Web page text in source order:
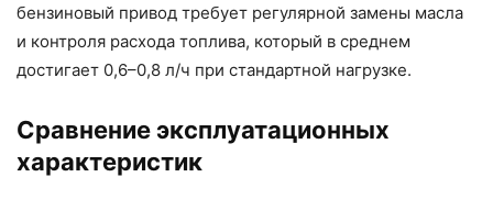
бензиновый привод требует регулярной замены масла
и контроля расхода топлива, который в среднем
достигает 0,6–0,8 л/ч при стандартной нагрузке.
Сравнение эксплуатационных
характеристик